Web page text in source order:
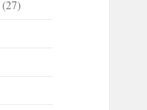
(27)